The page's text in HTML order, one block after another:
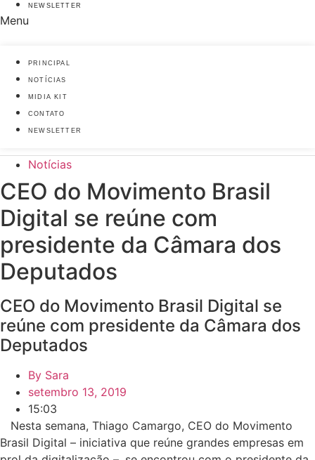
NEWSLETTER
Menu
PRINCIPAL
NOTÍCIAS
MIDIA KIT
CONTATO
NEWSLETTER
Notícias
CEO do Movimento Brasil
Digital se reúne com
presidente da Câmara dos
Deputados
CEO do Movimento Brasil Digital se
reúne com presidente da Câmara dos
Deputados
By Sara
setembro 13, 2019
15:03
Nesta semana, Thiago Camargo, CEO do Movimento
Brasil Digital – iniciativa que reúne grandes empresas em